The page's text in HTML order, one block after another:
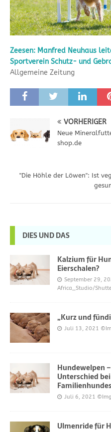
Zeesen: Manfred Neuhaus
Sportverein Schutz- und
Allgemeine Zeitung
VORHERIGER
Neue
shop.de
"Die Höhle der Löwen": Ist
DIES UND DAS
Kalzium für
Eierschalen?
September 29,
Africa_Studio/
„Kurz und
Juli 13, 2021
Hundewelpen
Unterschied
Juli 6, 2021
Ulmenride für